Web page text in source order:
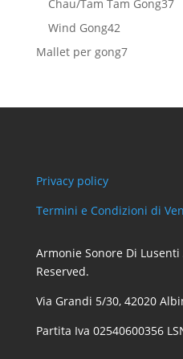
Chau/Tam Tam Gong37
Wind Gong4242
prodotti
Mallet per gong77
Privacy policy
Termini e Condizioni di
Armonie Sonore Di
Reserved.
Via Grandi 5/30, 42020
Partita Iva 02540600356